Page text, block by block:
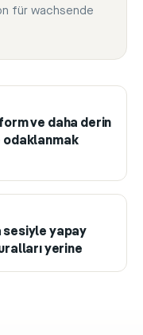
für wachsende
ve daha derin
yapay
yerine